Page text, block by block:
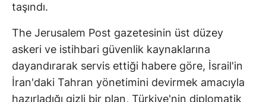
taşındı.
The Jerusalem Post gazetesinin üst düzey
askeri ve istihbari güvenlik kaynaklarına
dayandırarak servis ettiği habere göre, İsrail'in
İran'daki Tahran yönetimini devirmek amacıyla
hazırladığı gizli bir plan, Türkiye'nin diplomatik